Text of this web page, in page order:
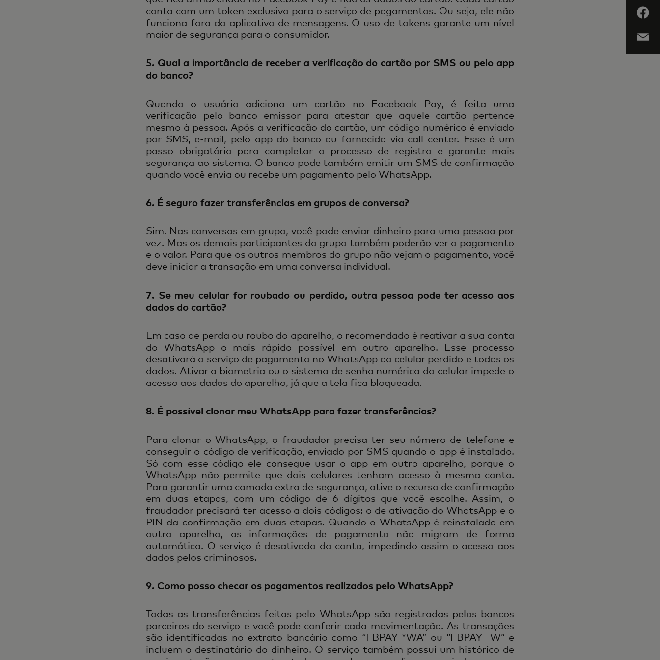
conta com um token exclusivo para o serviço de pagamentos. Ou seja, ele não
funciona fora do aplicativo de mensagens. O uso de tokens garante um nível
maior de segurança para o consumidor.
5. Qual a importância de receber a verificação do cartão por SMS ou pelo app
do banco?
Quando o usuário adiciona um cartão no Facebook Pay, é feita uma
verificação pelo banco emissor para atestar que aquele cartão pertence
mesmo à pessoa. Após a verificação do cartão, um código numérico é enviado
por SMS, e-mail, pelo app do banco ou fornecido via call center. Esse é um
passo obrigatório para completar o processo de registro e garante mais
segurança ao sistema. O banco pode também emitir um SMS de confirmação
quando você envia ou recebe um pagamento pelo WhatsApp.
6. É seguro fazer transferências em grupos de conversa?
Sim. Nas conversas em grupo, você pode enviar dinheiro para uma pessoa por
vez. Mas os demais participantes do grupo também poderão ver o pagamento
e o valor. Para que os outros membros do grupo não vejam o pagamento, você
deve iniciar a transação em uma conversa individual.
7. Se meu celular for roubado ou perdido, outra pessoa pode ter acesso aos
dados do cartão?
Em caso de perda ou roubo do aparelho, o recomendado é reativar a sua conta
do WhatsApp o mais rápido possível em outro aparelho. Esse processo
desativará o serviço de pagamento no WhatsApp do celular perdido e todos os
dados. Ativar a biometria ou o sistema de senha numérica do celular impede o
acesso aos dados do aparelho, já que a tela fica bloqueada.
8. É possível clonar meu WhatsApp para fazer transferências?
Para clonar o WhatsApp, o fraudador precisa ter seu número de telefone e
conseguir o código de verificação, enviado por SMS quando o app é instalado.
Só com esse código ele consegue usar o app em outro aparelho, porque o
WhatsApp não permite que dois celulares tenham acesso à mesma conta.
Para garantir uma camada extra de segurança, ative o recurso de confirmação
em duas etapas, com um código de 6 dígitos que você escolhe. Assim, o
fraudador precisará ter acesso a dois códigos: o de ativação do WhatsApp e o
PIN da confirmação em duas etapas. Quando o WhatsApp é reinstalado em
outro aparelho, as informações de pagamento não migram de forma
automática. O serviço é desativado da conta, impedindo assim o acesso aos
dados pelos criminosos.
9. Como posso checar os pagamentos realizados pelo WhatsApp?
Todas as transferências feitas pelo WhatsApp são registradas pelos bancos
parceiros do serviço e você pode conferir cada movimentação. As transações
são identificadas no extrato bancário como “FBPAY *WA” ou “FBPAY -W” e
incluem o destinatário do dinheiro. O serviço também possui um histórico de